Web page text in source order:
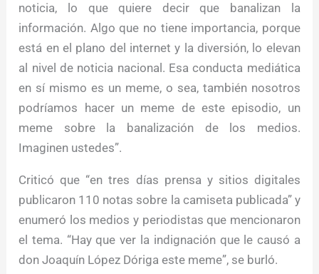
noticia, lo que quiere decir que banalizan la
información. Algo que no tiene importancia, porque
está en el plano del internet y la diversión, lo elevan
al nivel de noticia nacional. Esa conducta mediática
en sí mismo es un meme, o sea, también nosotros
podríamos hacer un meme de este episodio, un
meme sobre la banalización de los medios.
Imaginen ustedes”.
Criticó que “en tres días prensa y sitios digitales
publicaron 110 notas sobre la camiseta publicada” y
enumeró los medios y periodistas que mencionaron
el tema. “Hay que ver la indignación que le causó a
don Joaquín López Dóriga este meme”, se burló.